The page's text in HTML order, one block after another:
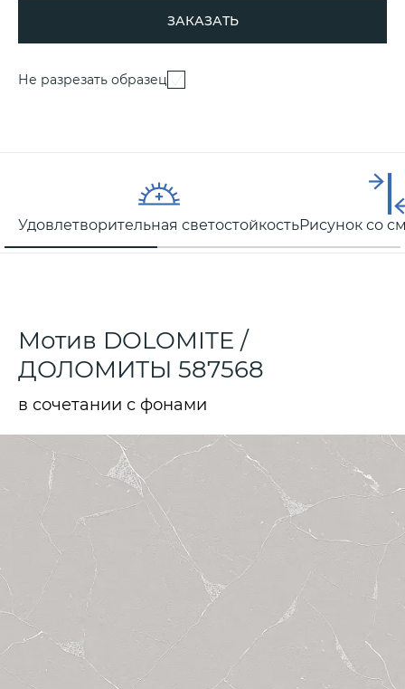
ЗАКАЗАТЬ
Не разрезать образец
Удовлетворительная светостойкостьРисунок со
Мотив DOLOMITE /
ДОЛОМИТЫ 587568
в сочетании с фонами